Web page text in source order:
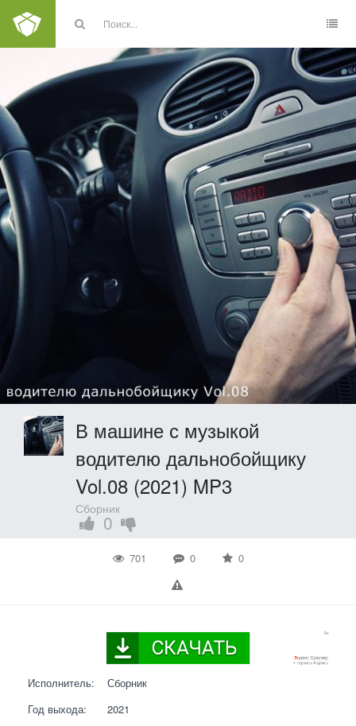
В машине с музыкой
водителю дальнобойщику
Vol.08 (2021) MP3
Сборник
0
701 0 0
Исполнитель:
Сборник
Год выхода:
2021